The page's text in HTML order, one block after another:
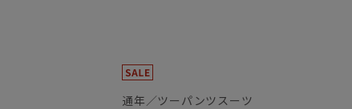
通年／ツーパンツスーツ